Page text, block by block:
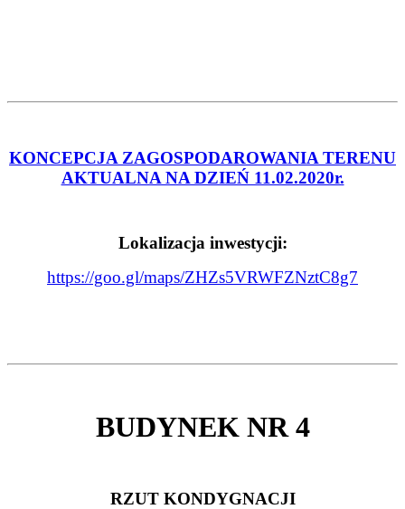
KONCEPCJA ZAGOSPODAROWANIA TERENU
AKTUALNA NA DZIEŃ 11.02.2020r.
Lokalizacja inwestycji:
https://goo.gl/maps/ZHZs5VRWFZNztC8g7
BUDYNEK NR 4
RZUT KONDYGNACJI